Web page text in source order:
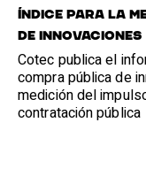
Índice para la
de Innovaciones
Cotec publica el
compra pública de
medición del
contratación pública